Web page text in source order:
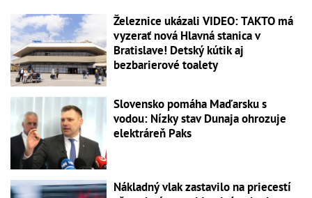
Železnice ukázali VIDEO: TAKTO má
vyzerať nová Hlavná stanica v
Bratislave! Detský kútik aj
bezbarierové toalety
Slovensko pomáha Maďarsku s
vodou: Nízky stav Dunaja ohrozuje
elektráreň Paks
Nákladný vlak zastavilo na priecestí